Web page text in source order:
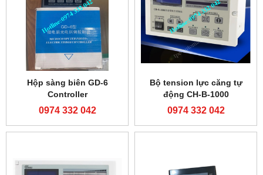
Hộp sàng biên GD-6
Controller
0974 332 042
Bộ tension lực căng tự
động CH-B-1000
0974 332 042